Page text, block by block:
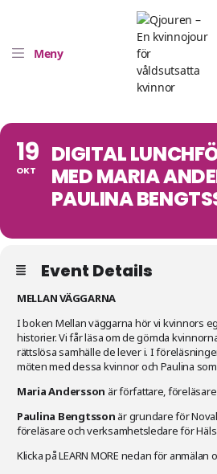
Meny
19
OKT
DIGITAL
MED MARIA
PAULINA
Event Details
MELLAN VÄGGARNA
I boken Mellan väggarna hör vi kvinnors
historier. Vi får läsa om de gömda
rättslösa samhälle de lever i. I
möten med dessa kvinnor och Paulina
Maria Andersson är författare,
Paulina Bengtsson är grundare för
föreläsare och verksamhetsledare för
Klicka på LEARN MORE nedan för anmälan